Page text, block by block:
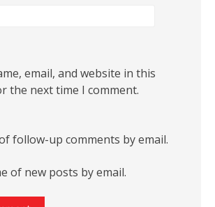
email, and website in this
the next time I comment.
follow-up comments by email.
of new posts by email.